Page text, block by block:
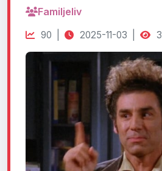
Familjeliv
90 | 2025-11-03 |